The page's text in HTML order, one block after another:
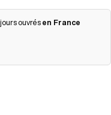
ouvrés en France